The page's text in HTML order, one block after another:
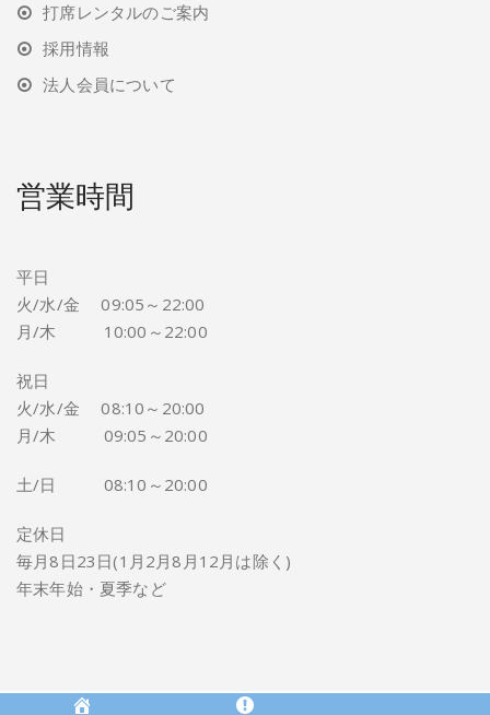
打席レンタルのご案内
採用情報
法人会員について
営業時間
平日
火/水/金 09:05～22:00
月/木 10:00～22:00
祝日
火/水/金 08:10～20:00
月/木 09:05～20:00
土/日 08:10～20:00
定休日
毎月8日23日(1月2月8月12月は除く)
年末年始・夏季など